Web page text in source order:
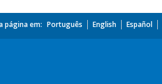
página em: Português English Español